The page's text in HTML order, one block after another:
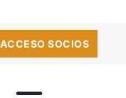
ACCESO SOCIOS